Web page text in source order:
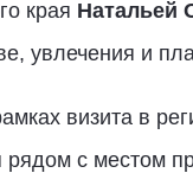
края Натальей
увлечения и
визита в
рядом с местом